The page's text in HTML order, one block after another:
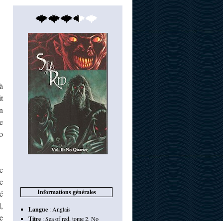
Informations générales
Langue: Anglais
Titre:Sea of red, tome 2. No